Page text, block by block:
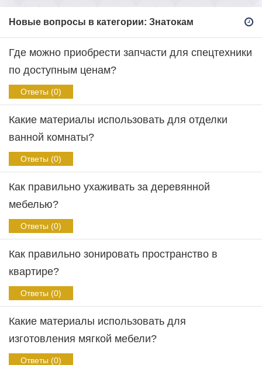
Новые вопросы в категории: Знатокам
Где можно приобрести запчасти для спецтехники
по доступным ценам?
Ответы (0)
Какие материалы использовать для отделки
ванной комнаты?
Ответы (0)
Как правильно ухаживать за деревянной
мебелью?
Ответы (0)
Как правильно зонировать пространство в
квартире?
Ответы (0)
Какие материалы использовать для
изготовления мягкой мебели?
Ответы (0)